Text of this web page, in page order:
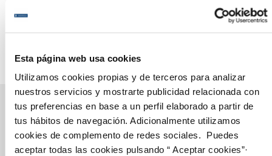
Esta página web usa cookies
Utilizamos cookies propias y de terceros para analizar
nuestros servicios y mostrarte publicidad relacionada con
tus preferencias en base a un perfil elaborado a partir de
tus hábitos de navegación. Adicionalmente utilizamos
cookies de complemento de redes sociales. Puedes
aceptar todas las cookies pulsando “ Aceptar cookies”·
Página 84 de 102
Gestiones Online